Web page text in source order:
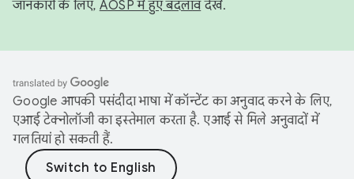
जानकारी के लिए, AOSP में हुए बदलावदेखें.
Google आपकी पसंदीदा भाषा में कॉन्टेंट का अनुवाद करने के लिए,
एआई टेक्नोलॉजी का इस्तेमाल करता है. एआई से मिले अनुवादों में
गलतियां हो सकती हैं.